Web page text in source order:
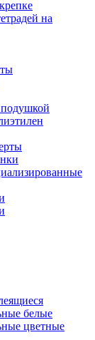
на
белые
цветные